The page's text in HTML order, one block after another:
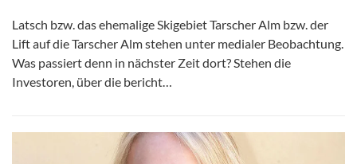
Latsch bzw. das ehemalige Skigebiet Tarscher Alm bzw. der
Lift auf die Tarscher Alm stehen unter medialer Beobachtung.
Was passiert denn in nächster Zeit dort? Stehen die
Investoren, über die bericht…